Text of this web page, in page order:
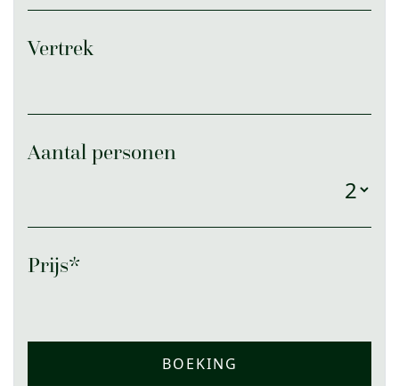
Vertrek
Aantal personen
Prijs*
BOEKING